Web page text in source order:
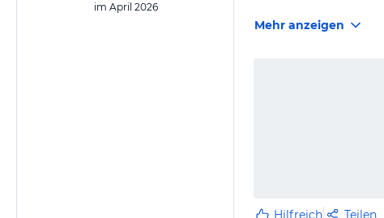
im April 2026
Mehr anzeigen